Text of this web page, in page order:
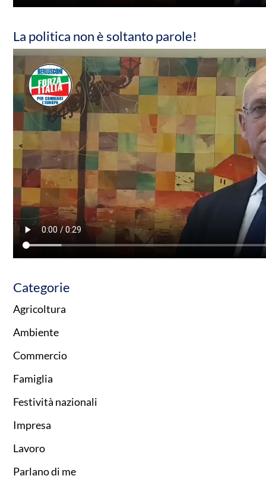
La politica non è soltanto parole!
Categorie
Agricoltura
Ambiente
Commercio
Famiglia
Festività nazionali
Impresa
Lavoro
Parlano di me